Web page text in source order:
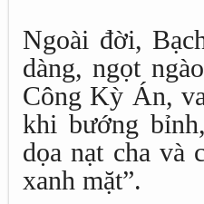
Ngoài đời,
dàng, ngọt
Công Kỳ Án,
khi bướng
dọa nạt cha và
xanh mặt”.